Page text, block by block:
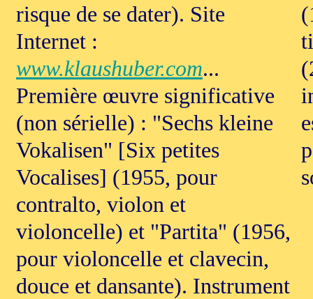
risque de se dater). Site
Internet :
www.klaushuber.com...
Première œuvre significative
(non sérielle) : "Sechs kleine
Vokalisen" [Six petites
Vocalises] (1955, pour
contralto, violon et
violoncelle) et "Partita" (1956,
pour violoncelle et clavecin,
douce et dansante). Instrument